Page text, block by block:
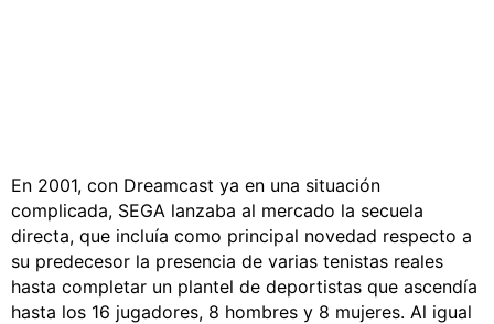
En 2001, con Dreamcast ya en una situación
complicada, SEGA lanzaba al mercado la secuela
directa, que incluía como principal novedad respecto a
su predecesor la presencia de varias tenistas reales
hasta completar un plantel de deportistas que ascendía
hasta los 16 jugadores, 8 hombres y 8 mujeres. Al igual